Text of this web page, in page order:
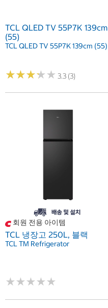
TCL QLED TV 55P7K 139cm
(55)
TCL QLED TV 55P7K 139cm (55)
★★★★★
★★★★★ 3.3 (3)
회원 전용 아이템
TCL 냉장고 250L, 블랙
TCL TM Refrigerator
★★★★★
★★★★★